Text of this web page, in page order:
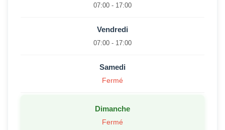
07:00 - 17:00
Vendredi
07:00 - 17:00
Samedi
Fermé
Dimanche
Fermé